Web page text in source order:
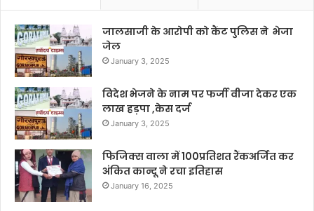
जालसाजी के आरोपी को कैंट पुलिस ने भेजा
जेल
January 3, 2025
विदेश भेजने के नाम पर फर्जी वीजा देकर एक
लाख हड़पा ,केस दर्ज
January 3, 2025
फिजिक्स वाला में 100प्रतिशत रैंकअर्जित कर
अंकित कान्दू ने रचा इतिहास
January 16, 2025